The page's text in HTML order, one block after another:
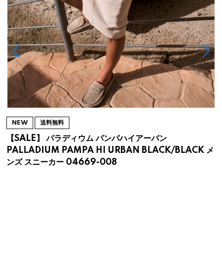
NEW 送料無料
【SALE】 パラディウム パンパハイアーバン
PALLADIUM PAMPA HI URBAN BLACK/BLACK メ
ンズ スニーカー 04669-008